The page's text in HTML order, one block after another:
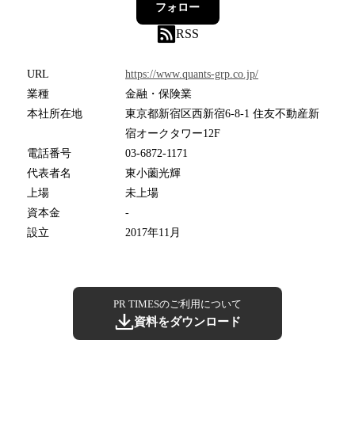
フォロー
RSS
URL
https://www.quants-grp.co.jp/
業種
金融・保険業
本社所在地
東京都新宿区西新宿6-8-1 住友不動産新
宿オークタワー12F
電話番号
03-6872-1171
代表者名
東小薗光輝
上場
未上場
資本金
-
設立
2017年11月
PR TIMESのご利用について
資料をダウンロード